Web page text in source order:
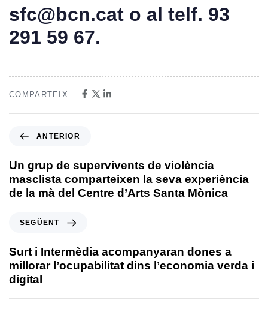
sfc@bcn.cat o al telf. 93
291 59 67.
COMPARTEIX
ANTERIOR
Un grup de supervivents de violència
masclista comparteixen la seva experiència
de la mà del Centre d’Arts Santa Mònica
SEGÜENT
Surt i Intermèdia acompanyaran dones a
millorar l’ocupabilitat dins l’economia verda i
digital